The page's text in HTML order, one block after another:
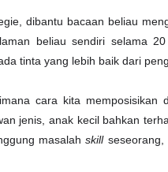
dibantu bacaan beliau
beliau sendiri selama
tinta yang lebih baik dari
cara kita memposisikan
jenis, anak kecil bahkan
masalahskillseseorang,